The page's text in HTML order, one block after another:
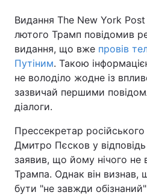
Видання The New York
лютого Трамп повідомив
видання, що вже провів
Путіним. Такою
не володіло жодне із
зазвичай першими
діалоги.
Прессекретар
Дмитро Пєсков у
заявив, що йому нічого не
Трампа. Однак він
бути "не завжди